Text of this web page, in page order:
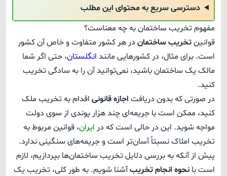
دسترسی سریع به محتوای این مطلب
مفهوم تخریب ساختمان به چه معناست؟
قوانینتخریب ساختمان در هر کشور متفاوت و خاص آن کشور
است. برای مثال، در کشورهایی مانند انگلستان، حتی اگر شما
مالک یک ساختمان باشید، نمی‌توانید آن را به سادگی تخریب
کنید.
در صورتی که بدون دریافت اجازه قانونی اقدام به تخریب ملک
کنید، ممکن است با جریمه‌ای چند هزار پوندی از سوی دولت
مواجه شوید. این در حالی است که در ایران، قوانین مربوط به
تخریب املاک نسبتاً آسان‌تر است و جریمه‌های سنگینی ندارد.
پیش از آنکه به بررسی دلایل تخریب ساختمان‌ها بپردازیم، لازم
است با نحوه انجام تخریبآشنا شویم. به طور کلی، تخریب یک